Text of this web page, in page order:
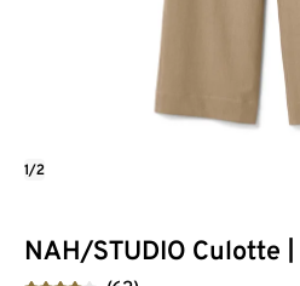
NAH/STUDIO Culotte
1/2